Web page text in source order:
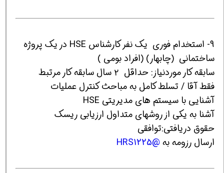
9- استخدام فوری يك نفر كارشناس HSE در یک پروژه
ساختماني (چابهار) (افراد بومی )
سابقه کار موردنیاز: حداقل ٢ سال سابقه کار مرتبط
فقط آقا / تسلط کامل به مباحث کنترل عملیات
آشنایی با سیستم های مدیریتی HSE
آشنا به یکی از روشهای متداول ارزیابی ریسک
حقوق دریافتی:توافقي
ارسال رزومه به @HRS1225